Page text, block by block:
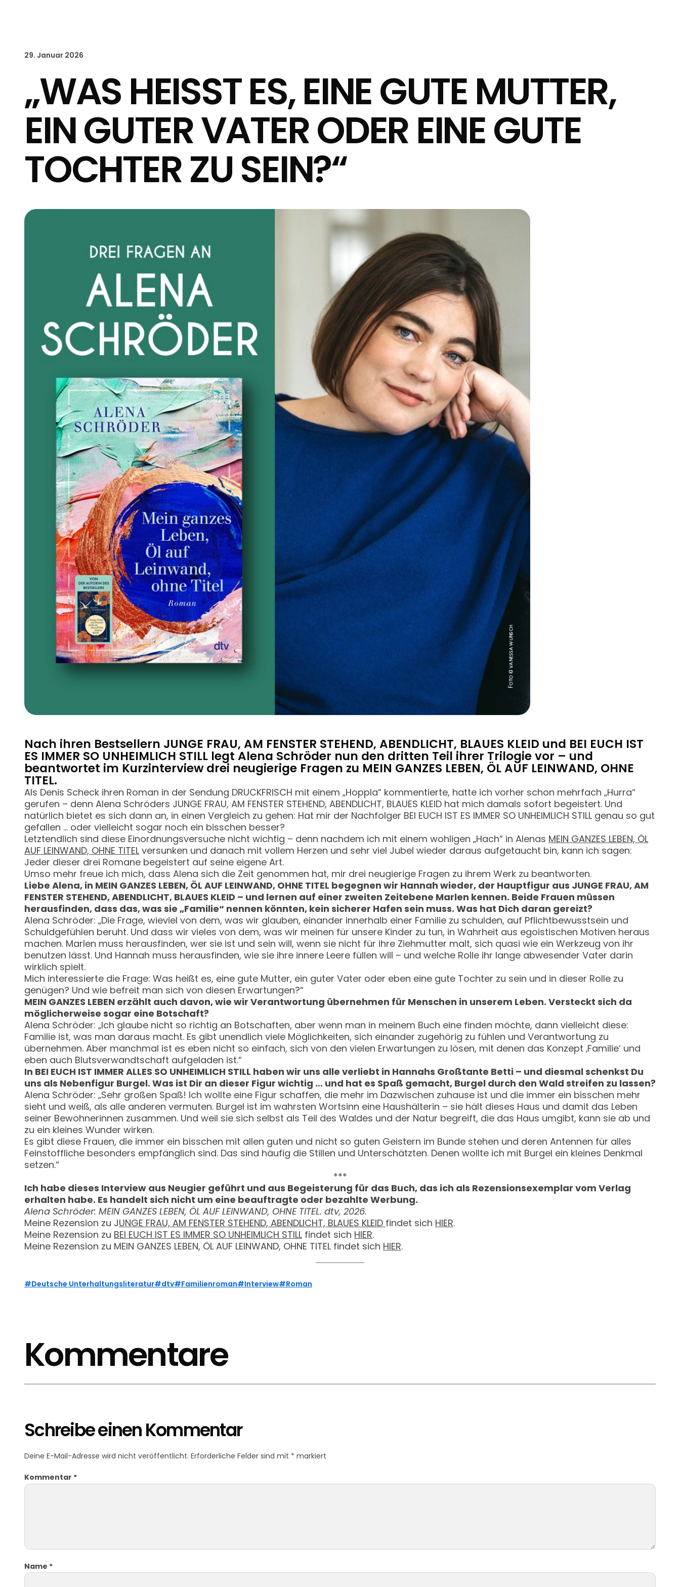
29. Januar 2026
„WAS HEISST ES, EINE GUTE MUTTER,
EIN GUTER VATER ODER EINE GUTE
TOCHTER ZU SEIN?“
Nach ihren Bestsellern JUNGE FRAU, AM FENSTER STEHEND, ABENDLICHT, BLAUES KLEID und BEI EUCH IST
ES IMMER SO UNHEIMLICH STILL legt Alena Schröder nun den dritten Teil ihrer Trilogie vor – und
beantwortet im Kurzinterview drei neugierige Fragen zu MEIN GANZES LEBEN, ÖL AUF LEINWAND, OHNE
TITEL.
Als Denis Scheck ihren Roman in der Sendung DRUCKFRISCH mit einem „Hoppla“ kommentierte, hatte ich vorher schon mehrfach „Hurra“
gerufen – denn Alena Schröders JUNGE FRAU, AM FENSTER STEHEND, ABENDLICHT, BLAUES KLEID hat mich damals sofort begeistert. Und
natürlich bietet es sich dann an, in einen Vergleich zu gehen: Hat mir der Nachfolger BEI EUCH IST ES IMMER SO UNHEIMLICH STILL genau so gut
gefallen … oder vielleicht sogar noch ein bisschen besser?
Letztendlich sind diese Einordnungsversuche nicht wichtig – denn nachdem ich mit einem wohligen „Hach“ in Alenas MEIN GANZES LEBEN, ÖL
AUF LEINWAND, OHNE TITEL versunken und danach mit vollem Herzen und sehr viel Jubel wieder daraus aufgetaucht bin, kann ich sagen:
Jeder dieser drei Romane begeistert auf seine eigene Art.
Umso mehr freue ich mich, dass Alena sich die Zeit genommen hat, mir drei neugierige Fragen zu ihrem Werk zu beantworten.
Liebe Alena, in MEIN GANZES LEBEN, ÖL AUF LEINWAND, OHNE TITEL begegnen wir Hannah wieder, der Hauptfigur aus JUNGE FRAU, AM
FENSTER STEHEND, ABENDLICHT, BLAUES KLEID – und lernen auf einer zweiten Zeitebene Marlen kennen. Beide Frauen müssen
herausfinden, dass das, was sie „Familie“ nennen könnten, kein sicherer Hafen sein muss. Was hat Dich daran gereizt?
Alena Schröder: „Die Frage, wieviel von dem, was wir glauben, einander innerhalb einer Familie zu schulden, auf Pflichtbewusstsein und
Schuldgefühlen beruht. Und dass wir vieles von dem, was wir meinen für unsere Kinder zu tun, in Wahrheit aus egoistischen Motiven heraus
machen. Marlen muss herausfinden, wer sie ist und sein will, wenn sie nicht für ihre Ziehmutter malt, sich quasi wie ein Werkzeug von ihr
benutzen lässt. Und Hannah muss herausfinden, wie sie ihre innere Leere füllen will – und welche Rolle ihr lange abwesender Vater darin
wirklich spielt.
Mich interessierte die Frage: Was heißt es, eine gute Mutter, ein guter Vater oder eben eine gute Tochter zu sein und in dieser Rolle zu
genügen? Und wie befreit man sich von diesen Erwartungen?“
MEIN GANZES LEBEN erzählt auch davon, wie wir Verantwortung übernehmen für Menschen in unserem Leben. Versteckt sich da
möglicherweise sogar eine Botschaft?
Alena Schröder: „Ich glaube nicht so richtig an Botschaften, aber wenn man in meinem Buch eine finden möchte, dann vielleicht diese:
Familie ist, was man daraus macht. Es gibt unendlich viele Möglichkeiten, sich einander zugehörig zu fühlen und Verantwortung zu
übernehmen. Aber manchmal ist es eben nicht so einfach, sich von den vielen Erwartungen zu lösen, mit denen das Konzept ‚Familie‘ und
eben auch Blutsverwandtschaft aufgeladen ist.“
In BEI EUCH IST IMMER ALLES SO UNHEIMLICH STILL haben wir uns alle verliebt in Hannahs Großtante Betti – und diesmal schenkst Du
uns als Nebenfigur Burgel. Was ist Dir an dieser Figur wichtig … und hat es Spaß gemacht, Burgel durch den Wald streifen zu lassen?
Alena Schröder: „Sehr großen Spaß! Ich wollte eine Figur schaffen, die mehr im Dazwischen zuhause ist und die immer ein bisschen mehr
sieht und weiß, als alle anderen vermuten. Burgel ist im wahrsten Wortsinn eine Haushälterin – sie hält dieses Haus und damit das Leben
seiner Bewohnerinnen zusammen. Und weil sie sich selbst als Teil des Waldes und der Natur begreift, die das Haus umgibt, kann sie ab und
zu ein kleines Wunder wirken.
Es gibt diese Frauen, die immer ein bisschen mit allen guten und nicht so guten Geistern im Bunde stehen und deren Antennen für alles
Feinstoffliche besonders empfänglich sind. Das sind häufig die Stillen und Unterschätzten. Denen wollte ich mit Burgel ein kleines Denkmal
setzen.“
***
Ich habe dieses Interview aus Neugier geführt und aus Begeisterung für das Buch, das ich als Rezensionsexemplar vom Verlag
erhalten habe. Es handelt sich nicht um eine beauftragte oder bezahlte Werbung.
Alena Schröder: MEIN GANZES LEBEN, ÖL AUF LEINWAND, OHNE TITEL. dtv, 2026.
Meine Rezension zu JUNGE FRAU, AM FENSTER STEHEND, ABENDLICHT, BLAUES KLEID findet sich HIER.
Meine Rezension zu BEI EUCH IST ES IMMER SO UNHEIMLICH STILL findet sich HIER.
Meine Rezension zu MEIN GANZES LEBEN, ÖL AUF LEINWAND, OHNE TITEL findet sich HIER.
Deutsche Unterhaltungsliteratur dtv Familienroman Interview Roman
Kommentare
Schreibe einen Kommentar
Deine E-Mail-Adresse wird nicht veröffentlicht. Erforderliche Felder sind mit * markiert
Kommentar *
Name *